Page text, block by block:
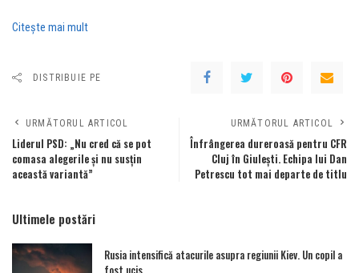
Citeşte mai mult
DISTRIBUIE PE
URMĂTORUL ARTICOL
Liderul PSD: „Nu cred că se pot
comasa alegerile și nu susțin
această variantă”
URMĂTORUL ARTICOL
Înfrângerea dureroasă pentru CFR
Cluj în Giulești. Echipa lui Dan
Petrescu tot mai departe de titlu
Ultimele postări
Rusia intensifică atacurile asupra regiunii Kiev. Un copil a
fost ucis